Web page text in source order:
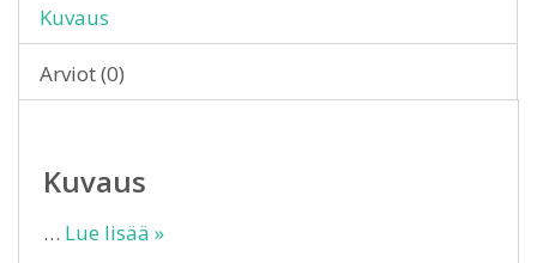
Kuvaus
Arviot (0)
Kuvaus
… Lue lisää »